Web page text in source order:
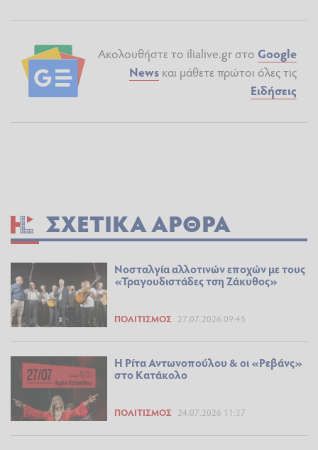
Ακολουθήστε το ilialive.gr στο Google
News και μάθετε πρώτοι όλες τις
Ειδήσεις
ΣΧΕΤΙΚΆ ΆΡΘΡΑ
Νοσταλγία αλλοτινών εποχών με τους
«Τραγουδιστάδες τση Ζάκυθος»
ΠΟΛΙΤΙΣΜΌΣ 27.07.2026 09:45
Η Ρίτα Αντωνοπούλου & οι «Ρεβάνς»
στο Κατάκολο
ΠΟΛΙΤΙΣΜΌΣ 24.07.2026 11:37